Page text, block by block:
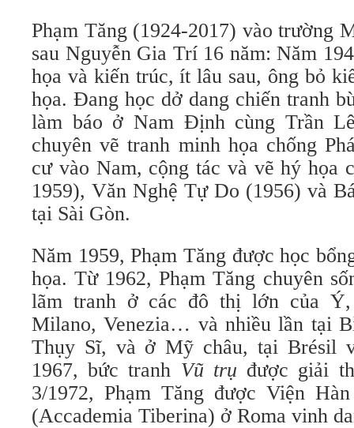
Phạm Tăng (1924-2017) vào trường
sau Nguyễn Gia Trí 16 năm: Năm
họa và kiến trúc, ít lâu sau, ông bỏ
họa. Đang học dở dang chiến tranh
làm báo ở Nam Định cùng Trần
chuyên vẽ tranh minh họa chống
cư vào Nam, cộng tác và vẽ hý họa
1959), Văn Nghệ Tự Do (1956) và
tại Sài Gòn.
Năm 1959, Phạm Tăng được học
họa. Từ 1962, Phạm Tăng chuyên
lãm tranh ở các đô thị lớn của Ý,
Milano, Venezia… và nhiều lần tại
Thụy Sĩ, và ở Mỹ châu, tại Brésil
1967, bức tranh Vũ trụ được giải
3/1972, Phạm Tăng được Viện
(Accademia Tiberina) ở Roma vinh